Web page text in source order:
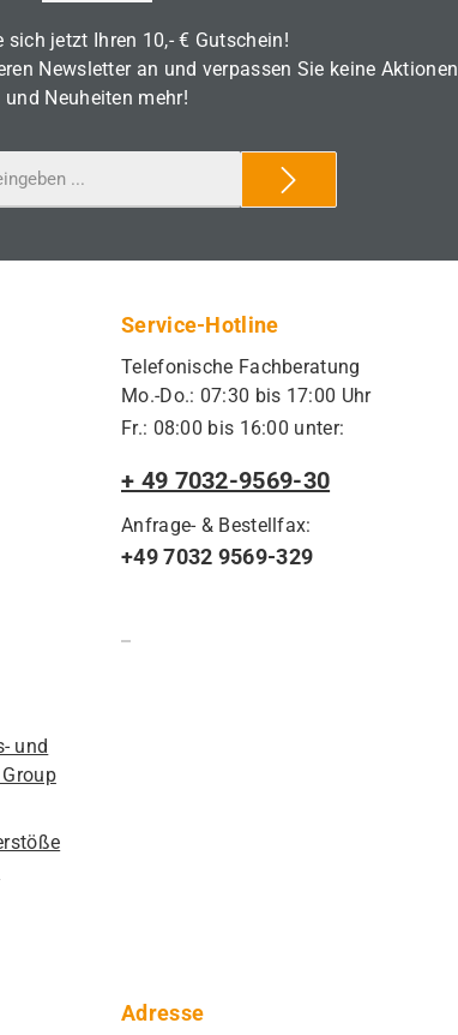
sich jetzt Ihren 10,- € Gutschein!
Newsletter an und verpassen Sie keine Aktionen
und Neuheiten mehr!
Service-Hotline
Telefonische Fachberatung
Mo.-Do.: 07:30 bis 17:00 Uhr
Fr.: 08:00 bis 16:00 unter:
+ 49 7032-9569-30
Anfrage- & Bestellfax:
+49 7032 9569-329
und
Adresse